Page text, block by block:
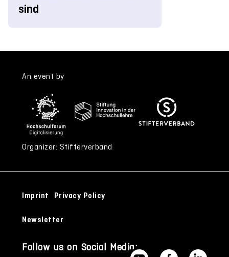
sind
An event by
Organizer: Stifterverband
Imprint Privacy Policy
Newsletter
Follow us on Social Media: